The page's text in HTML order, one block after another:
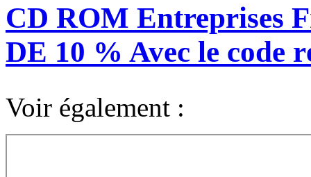
CD ROM Entreprises
DE 10 % Avec le code
Voir également :